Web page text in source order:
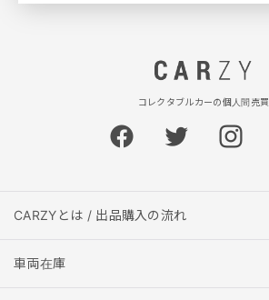
コレクタブルカーの個人間売買
CARZYとは / 出品購入の流れ
車両在庫